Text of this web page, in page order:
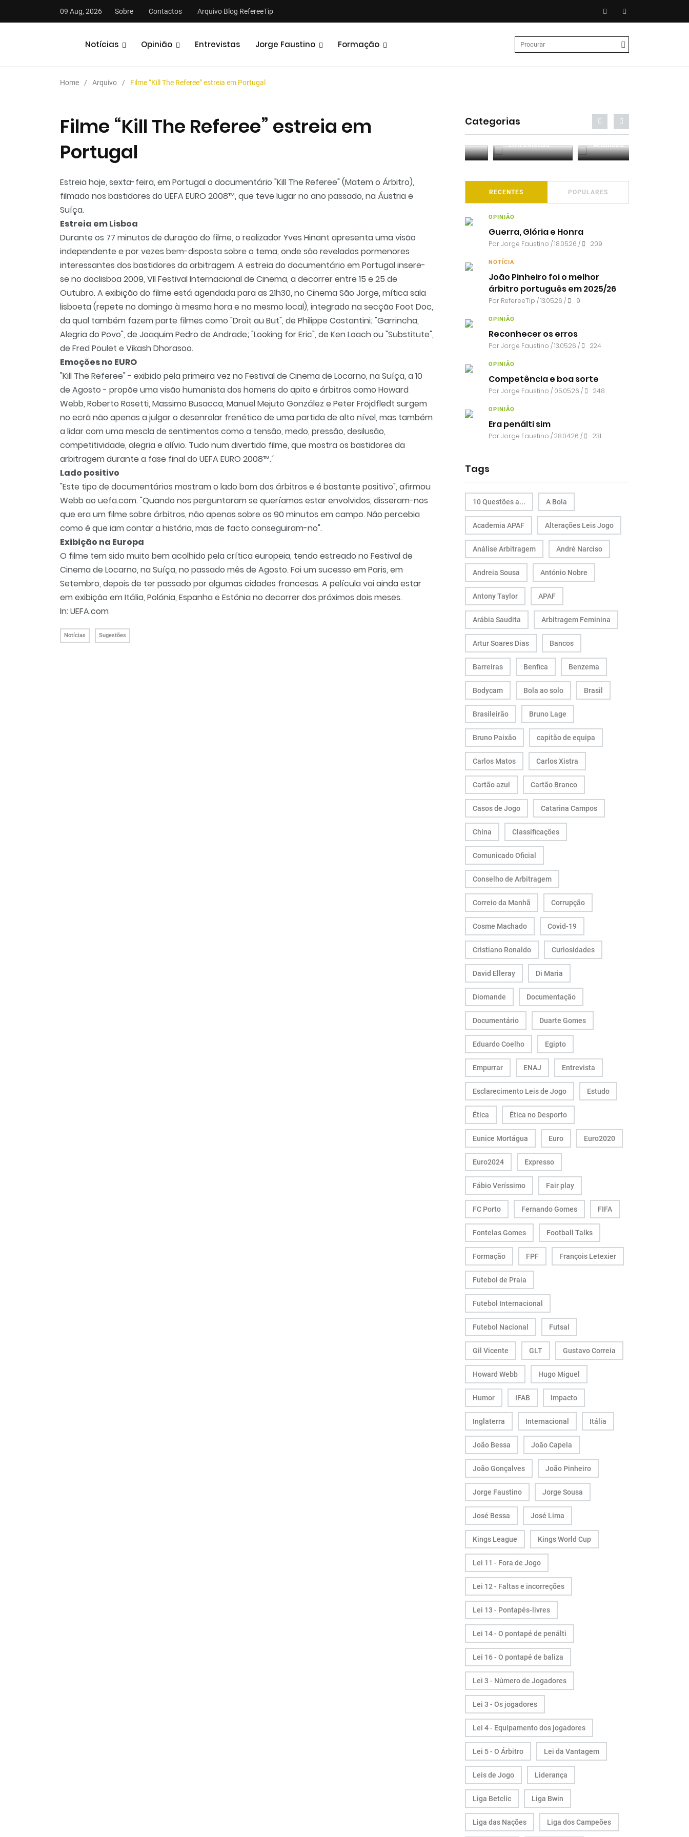
09 Aug, 2026 Sobre Contactos Arquivo Blog RefereeTip
Notícias Opinião Entrevistas Jorge Faustino Formação
Home Arquivo Filme “Kill The Referee” estreia em Portugal
Filme “Kill The Referee” estreia em
Portugal
Estreia hoje, sexta-feira, em Portugal o documentário "Kill The Referee" (Matem o Árbitro),
filmado nos bastidores do UEFA EURO 2008™, que teve lugar no ano passado, na Áustria e
Suíça.
Estreia em Lisboa
Durante os 77 minutos de duração do filme, o realizador Yves Hinant apresenta uma visão
independente e por vezes bem-disposta sobre o tema, onde são revelados pormenores
interessantes dos bastidores da arbitragem. A estreia do documentário em Portugal insere-
se no doclisboa 2009, VII Festival Internacional de Cinema, a decorrer entre 15 e 25 de
Outubro. A exibição do filme está agendada para as 21h30, no Cinema São Jorge, mítica sala
lisboeta (repete no domingo à mesma hora e no mesmo local), integrado na secção Foot Doc,
da qual também fazem parte filmes como "Droit au But", de Philippe Costantini; "Garrincha,
Alegria do Povo", de Joaquim Pedro de Andrade; "Looking for Eric", de Ken Loach ou "Substitute",
de Fred Poulet e Vikash Dhorasoo.
Emoções no EURO
"Kill The Referee" - exibido pela primeira vez no Festival de Cinema de Locarno, na Suíça, a 10
de Agosto - propõe uma visão humanista dos homens do apito e árbitros como Howard
Webb, Roberto Rosetti, Massimo Busacca, Manuel Mejuto González e Peter Fröjdfledt surgem
no ecrã não apenas a julgar o desenrolar frenético de uma partida de alto nível, mas também
a lidar com uma mescla de sentimentos como a tensão, medo, pressão, desilusão,
competitividade, alegria e alívio. Tudo num divertido filme, que mostra os bastidores da
arbitragem durante a fase final do UEFA EURO 2008™.´
Lado positivo
"Este tipo de documentários mostram o lado bom dos árbitros e é bastante positivo", afirmou
Webb ao uefa.com. "Quando nos perguntaram se queríamos estar envolvidos, disseram-nos
que era um filme sobre árbitros, não apenas sobre os 90 minutos em campo. Não percebia
como é que iam contar a história, mas de facto conseguiram-no".
Exibição na Europa
O filme tem sido muito bem acolhido pela crítica europeia, tendo estreado no Festival de
Cinema de Locarno, na Suíça, no passado mês de Agosto. Foi um sucesso em Paris, em
Setembro, depois de ter passado por algumas cidades francesas. A película vai ainda estar
em exibição em Itália, Polónia, Espanha e Estónia no decorrer dos próximos dois meses.
In: UEFA.com
Notícias Sugestões
Categorias
Análises Entrevistas Análises
RECENTES POPULARES
OPINIÃO
Guerra, Glória e Honra
PorJorge Faustino / 18.05.26 / 209
NOTÍCIA
João Pinheiro foi o melhor
árbitro português em 2025/26
Por RefereeTip / 13.05.26 / 9
OPINIÃO
Reconhecer os erros
PorJorge Faustino / 13.05.26 / 224
OPINIÃO
Competência e boa sorte
PorJorge Faustino / 05.05.26 / 248
OPINIÃO
Era penálti sim
PorJorge Faustino / 28.04.26 / 231
Tags
10 Questões a... A Bola
Academia APAF Alterações Leis Jogo
Análise Arbitragem André Narciso
Andreia Sousa António Nobre
Antony Taylor APAF
Arábia Saudita Arbitragem Feminina
Artur Soares Dias Bancos
Barreiras Benfica Benzema
Bodycam Bola ao solo Brasil
Brasileirão Bruno Lage
Bruno Paixão capitão de equipa
Carlos Matos Carlos Xistra
Cartão azul Cartão Branco
Casos de Jogo Catarina Campos
China Classificações
Comunicado Oficial
Conselho de Arbitragem
Correio da Manhã Corrupção
Cosme Machado Covid-19
Cristiano Ronaldo Curiosidades
David Elleray Di Maria
Diomande Documentação
Documentário Duarte Gomes
Eduardo Coelho Egipto
Empurrar ENAJ Entrevista
Esclarecimento Leis de Jogo Estudo
Ética Ética no Desporto
Eunice Mortágua Euro Euro2020
Euro2024 Expresso
Fábio Veríssimo Fair play
FC Porto Fernando Gomes FIFA
Fontelas Gomes Football Talks
Formação FPF François Letexier
Futebol de Praia
Futebol Internacional
Futebol Nacional Futsal
Gil Vicente GLT Gustavo Correia
Howard Webb Hugo Miguel
Humor IFAB Impacto
Inglaterra Internacional Itália
João Bessa João Capela
João Gonçalves João Pinheiro
Jorge Faustino Jorge Sousa
José Bessa José Lima
Kings League Kings World Cup
Lei 11 - Fora de Jogo
Lei 12 - Faltas e incorreções
Lei 13 - Pontapés-livres
Lei 14 - O pontapé de penálti
Lei 16 - O pontapé de baliza
Lei 3 - Número de Jogadores
Lei 3 - Os jogadores
Lei 4 - Equipamento dos jogadores
Lei 5 - O Árbitro Lei da Vantagem
Leis de Jogo Liderança
Liga Betclic Liga Bwin
Liga das Nações Liga dos Campeões